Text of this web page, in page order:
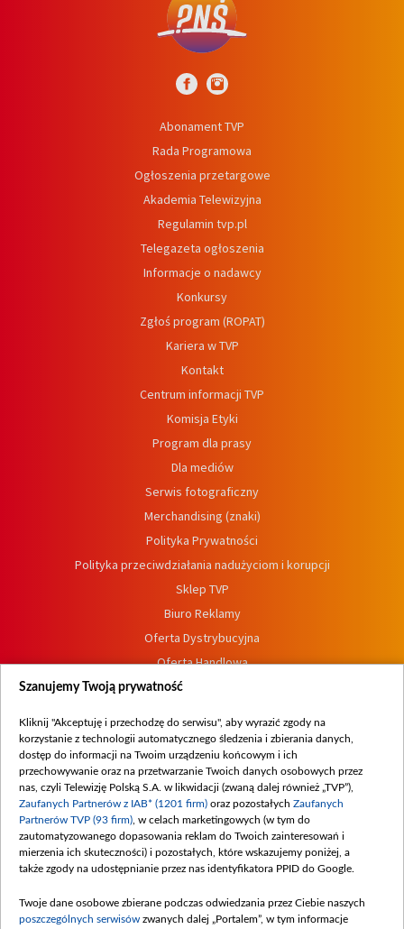
Abonament TVP
Rada Programowa
Ogłoszenia przetargowe
Akademia Telewizyjna
Regulamin tvp.pl
Telegazeta ogłoszenia
Informacje o nadawcy
Konkursy
Zgłoś program (ROPAT)
Kariera w TVP
Kontakt
Centrum informacji TVP
Komisja Etyki
Program dla prasy
Dla mediów
Serwis fotograficzny
Merchandising (znaki)
Polityka Prywatności
Polityka przeciwdziałania nadużyciom i korupcji
Sklep TVP
Biuro Reklamy
Oferta Dystrybucyjna
Oferta Handlowa
Dostępność
Procedura zgłoszeń wewnętrznych
Szanujemy Twoją prywatność
Kliknij "Akceptuję i przechodzę do serwisu", aby wyrazić zgody na
korzystanie z technologii automatycznego śledzenia i zbierania danych,
dostęp do informacji na Twoim urządzeniu końcowym i ich
przechowywanie oraz na przetwarzanie Twoich danych osobowych przez
nas, czyli Telewizję Polską S.A. w likwidacji (zwaną dalej również „TVP”),
Zaufanych Partnerów z IAB* (1201 firm) oraz pozostałych Zaufanych
Partnerów TVP (93 firm) , w celach marketingowych (w tym do
zautomatyzowanego dopasowania reklam do Twoich zainteresowań i
mierzenia ich skuteczności) i pozostałych, które wskazujemy poniżej, a
także zgody na udostępnianie przez nas identyfikatora PPID do Google.
Twoje dane osobowe zbierane podczas odwiedzania przez Ciebie naszych
poszczególnych serwisów zwanych dalej „Portalem”, w tym informacje